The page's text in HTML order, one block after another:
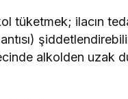
tüketmek; ilacın
alkolden uzak